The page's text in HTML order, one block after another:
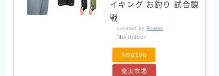
イキング お釣り 試合観
戦
created by Rinker
Northdeer
Amazon
楽天市場